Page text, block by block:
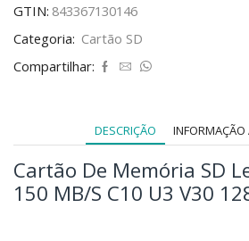
GTIN: 843367130146
Categoria: Cartão SD
Compartilhar:
DESCRIÇÃO INFORMAÇÃO
Cartão De Memória SD
150 MB/S C10 U3 V30